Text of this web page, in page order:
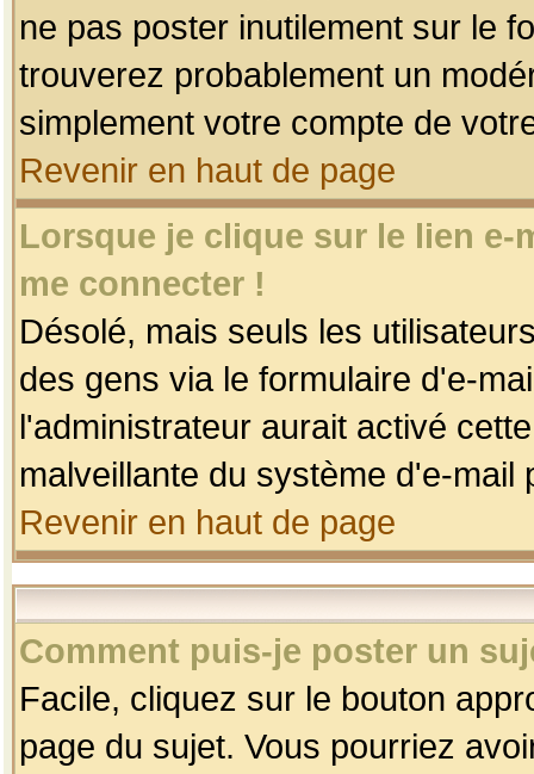
ne pas poster inutilement sur le
trouverez probablement un
simplement votre compte de
Revenir en haut de page
Lorsque je clique sur le lien
me connecter !
Désolé, mais seuls les
des gens via le formulaire d'e-
l'administrateur aurait activé
malveillante du système d'e-
Revenir en haut de page
Comment puis-je poster un
Facile, cliquez sur le bouton
page du sujet. Vous pourriez